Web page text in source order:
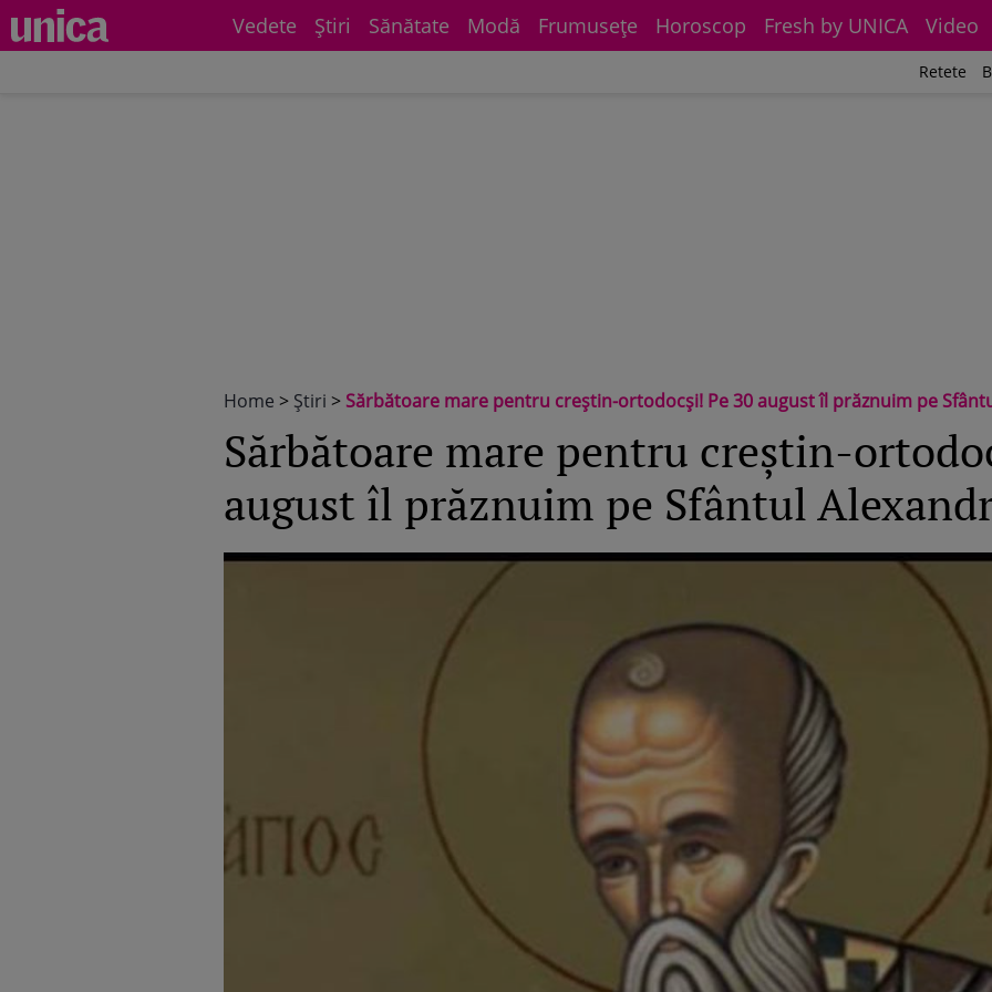
Vedete Știri Sănătate Modă Frumuseţe Horoscop Fresh by UNICA Video
Retete
Home > Știri > Sărbătoare mare pentru creștin-ortodocși! Pe 30 august îl prăznuim pe
Sărbătoare mare pentru creștin-
august îl prăznuim pe Sfântul